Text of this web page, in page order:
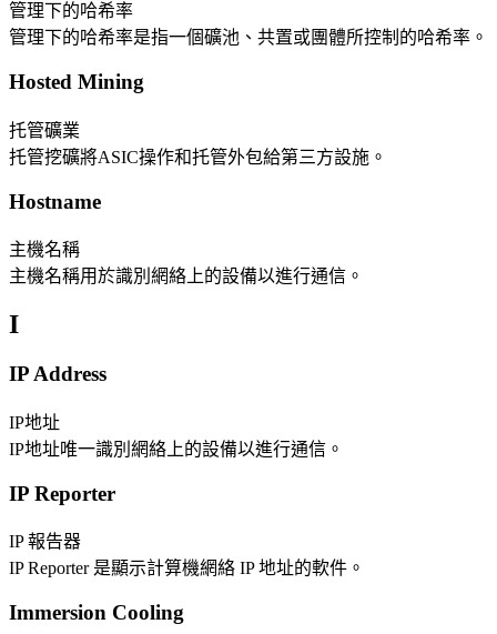
管理下的哈希率
管理下的哈希率是指一個礦池、共置或團體所控制的哈希率。
Hosted Mining
托管礦業
托管挖礦將ASIC操作和托管外包給第三方設施。
Hostname
主機名稱
主機名稱用於識別網絡上的設備以進行通信。
I
IP Address
IP地址
IP地址唯一識別網絡上的設備以進行通信。
IP Reporter
IP 報告器
IP Reporter 是顯示計算機網絡 IP 地址的軟件。
Immersion Cooling